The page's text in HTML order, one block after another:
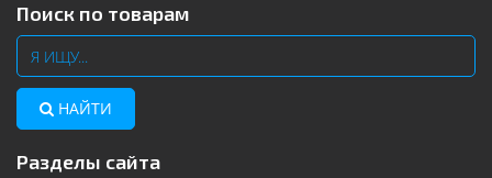
Поиск по товарам
НАЙТИ
Разделы сайта